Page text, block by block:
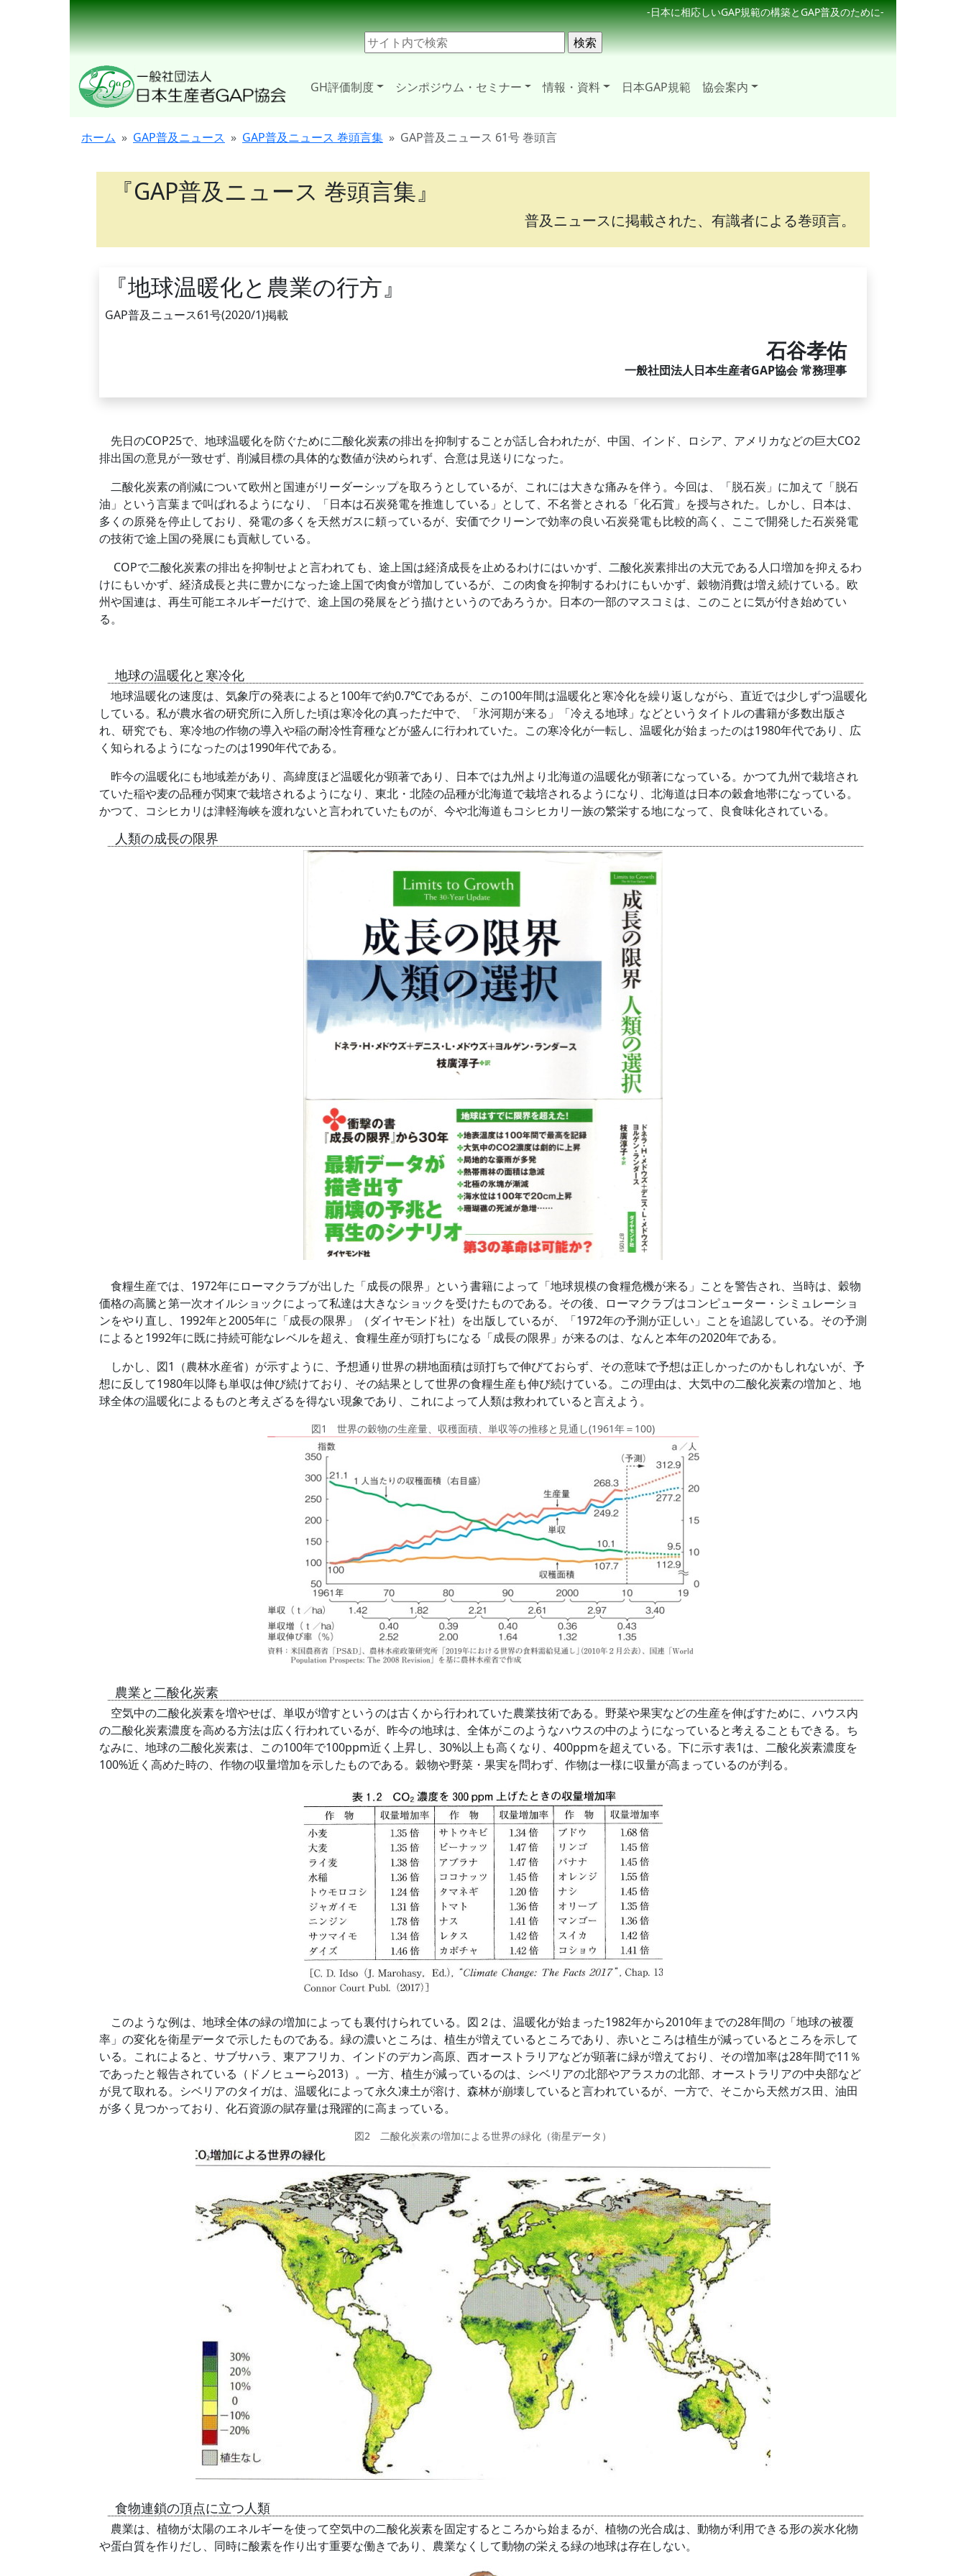
-日本に相応しいGAP規範の構築とGAP普及のために-
GH評価制度 シンポジウム・セミナー 情報・資料 日本GAP規範 協会案内
ホーム GAP普及ニュース GAP普及ニュース 巻頭言集 GAP普及ニュース 61号 巻頭言
『GAP普及ニュース 巻頭言集』
普及ニュースに掲載された、有識者による巻頭言。
『地球温暖化と農業の行方』
GAP普及ニュース61号(2020/1)掲載
石谷孝佑
一般社団法人日本生産者GAP協会 常務理事
先日のCOP25で、地球温暖化を防ぐために二酸化炭素の排出を抑制することが話し合われたが、中国、インド、ロシア、アメリカなどの巨大CO2
排出国の意見が一致せず、削減目標の具体的な数値が決められず、合意は見送りになった。
二酸化炭素の削減について欧州と国連がリーダーシップを取ろうとしているが、これには大きな痛みを伴う。今回は、「脱石炭」に加えて「脱石
油」という言葉まで叫ばれるようになり、「日本は石炭発電を推進している」として、不名誉とされる「化石賞」を授与された。しかし、日本は、
多くの原発を停止しており、発電の多くを天然ガスに頼っているが、安価でクリーンで効率の良い石炭発電も比較的高く、ここで開発した石炭発電
の技術で途上国の発展にも貢献している。
COPで二酸化炭素の排出を抑制せよと言われても、途上国は経済成長を止めるわけにはいかず、二酸化炭素排出の大元である人口増加を抑えるわ
けにもいかず、経済成長と共に豊かになった途上国で肉食が増加しているが、この肉食を抑制するわけにもいかず、穀物消費は増え続けている。欧
州や国連は、再生可能エネルギーだけで、途上国の発展をどう描けというのであろうか。日本の一部のマスコミは、このことに気が付き始めてい
る。
地球の温暖化と寒冷化
地球温暖化の速度は、気象庁の発表によると100年で約0.7℃であるが、この100年間は温暖化と寒冷化を繰り返しながら、直近では少しずつ温暖化
している。私が農水省の研究所に入所した頃は寒冷化の真っただ中で、「氷河期が来る」「冷える地球」などというタイトルの書籍が多数出版さ
れ、研究でも、寒冷地の作物の導入や稲の耐冷性育種などが盛んに行われていた。この寒冷化が一転し、温暖化が始まったのは1980年代であり、広
く知られるようになったのは1990年代である。
昨今の温暖化にも地域差があり、高緯度ほど温暖化が顕著であり、日本では九州より北海道の温暖化が顕著になっている。かつて九州で栽培され
ていた稲や麦の品種が関東で栽培されるようになり、東北・北陸の品種が北海道で栽培されるようになり、北海道は日本の穀倉地帯になっている。
かつて、コシヒカリは津軽海峡を渡れないと言われていたものが、今や北海道もコシヒカリ一族の繁栄する地になって、良食味化されている。
人類の成長の限界
食糧生産では、1972年にローマクラブが出した「成長の限界」という書籍によって「地球規模の食糧危機が来る」ことを警告され、当時は、穀物
価格の高騰と第一次オイルショックによって私達は大きなショックを受けたものである。その後、ローマクラブはコンピューター・シミュレーショ
ンをやり直し、1992年と2005年に「成長の限界」（ダイヤモンド社）を出版しているが、「1972年の予測が正しい」ことを追認している。その予測
によると1992年に既に持続可能なレベルを超え、食糧生産が頭打ちになる「成長の限界」が来るのは、なんと本年の2020年である。
しかし、図1（農林水産省）が示すように、予想通り世界の耕地面積は頭打ちで伸びておらず、その意味で予想は正しかったのかもしれないが、予
想に反して1980年以降も単収は伸び続けており、その結果として世界の食糧生産も伸び続けている。この理由は、大気中の二酸化炭素の増加と、地
球全体の温暖化によるものと考えざるを得ない現象であり、これによって人類は救われていると言えよう。
図1 世界の穀物の生産量、収穫面積、単収等の推移と見通し(1961年＝100)
農業と二酸化炭素
空気中の二酸化炭素を増やせば、単収が増すというのは古くから行われていた農業技術である。野菜や果実などの生産を伸ばすために、ハウス内
の二酸化炭素濃度を高める方法は広く行われているが、昨今の地球は、全体がこのようなハウスの中のようになっていると考えることもできる。ち
なみに、地球の二酸化炭素は、この100年で100ppm近く上昇し、30%以上も高くなり、400ppmを超えている。下に示す表1は、二酸化炭素濃度を
100%近く高めた時の、作物の収量増加を示したものである。穀物や野菜・果実を問わず、作物は一様に収量が高まっているのが判る。
このような例は、地球全体の緑の増加によっても裏付けられている。図２は、温暖化が始まった1982年から2010年までの28年間の「地球の被覆
率」の変化を衛星データで示したものである。緑の濃いところは、植生が増えているところであり、赤いところは植生が減っているところを示して
いる。これによると、サブサハラ、東アフリカ、インドのデカン高原、西オーストラリアなどが顕著に緑が増えており、その増加率は28年間で11％
であったと報告されている（ドノヒューら2013）。一方、植生が減っているのは、シベリアの北部やアラスカの北部、オーストラリアの中央部など
が見て取れる。シベリアのタイガは、温暖化によって永久凍土が溶け、森林が崩壊していると言われているが、一方で、そこから天然ガス田、油田
が多く見つかっており、化石資源の賦存量は飛躍的に高まっている。
図2 二酸化炭素の増加による世界の緑化（衛星データ）
食物連鎖の頂点に立つ人類
農業は、植物が太陽のエネルギーを使って空気中の二酸化炭素を固定するところから始まるが、植物の光合成は、動物が利用できる形の炭水化物
や蛋白質を作りだし、同時に酸素を作り出す重要な働きであり、農業なくして動物の栄える緑の地球は存在しない。